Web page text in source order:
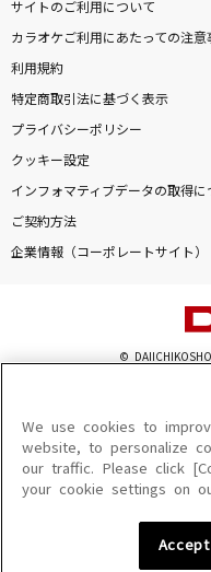
サイトのご利用について
カラオケご利用にあたっての注意
利用規約
特定商取引法に基づく表示
プライバシーポリシー
クッキー設定
インフォマティブデータの取得に
ご契約方法
企業情報（コーポレートサイト）
©
このサイトに掲載されている一切
を問わず、著作権法の定める範囲
を禁じます。
楽曲及びコンテンツは、機種によ
楽曲及びコンテンツの配信日、配信
We use cookies to
website, to personalize
our traffic. Please click
your cookie settings on